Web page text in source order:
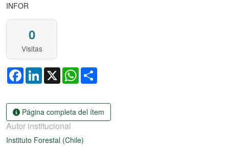
INFOR
0
Visitas
FacebookLinkedIn
X WhatsApp
Página completa del ítem
Autor institucional
Instituto Forestal (Chile)